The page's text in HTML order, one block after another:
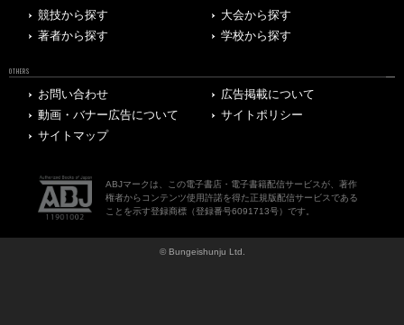
競技から探す
大会から探す
著者から探す
学校から探す
OTHERS
お問い合わせ
広告掲載について
動画・バナー広告について
サイトポリシー
サイトマップ
ABJマークは、この電子書店・電子書籍配信サービスが、著作
権者からコンテンツ使用許諾を得た正規版配信サービスである
ことを示す登録商標（登録番号6091713号）です。
© Bungeishunju Ltd.